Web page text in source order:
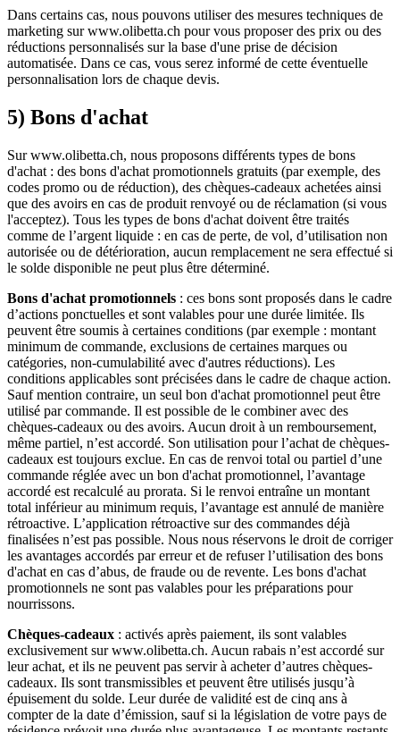
Dans certains cas, nous pouvons utiliser des mesures techniques de
marketing sur www.olibetta.ch pour vous proposer des prix ou des
réductions personnalisés sur la base d'une prise de décision
automatisée. Dans ce cas, vous serez informé de cette éventuelle
personnalisation lors de chaque devis.
5) Bons d'achat
Sur www.olibetta.ch, nous proposons différents types de bons
d'achat : des bons d'achat promotionnels gratuits (par exemple, des
codes promo ou de réduction), des chèques-cadeaux achetées ainsi
que des avoirs en cas de produit renvoyé ou de réclamation (si vous
l'acceptez). Tous les types de bons d'achat doivent être traités
comme de l’argent liquide : en cas de perte, de vol, d’utilisation non
autorisée ou de détérioration, aucun remplacement ne sera effectué si
le solde disponible ne peut plus être déterminé.
Bons d'achat promotionnels : ces bons sont proposés dans le cadre
d’actions ponctuelles et sont valables pour une durée limitée. Ils
peuvent être soumis à certaines conditions (par exemple : montant
minimum de commande, exclusions de certaines marques ou
catégories, non-cumulabilité avec d'autres réductions). Les
conditions applicables sont précisées dans le cadre de chaque action.
Sauf mention contraire, un seul bon d'achat promotionnel peut être
utilisé par commande. Il est possible de le combiner avec des
chèques-cadeaux ou des avoirs. Aucun droit à un remboursement,
même partiel, n’est accordé. Son utilisation pour l’achat de chèques-
cadeaux est toujours exclue. En cas de renvoi total ou partiel d’une
commande réglée avec un bon d'achat promotionnel, l’avantage
accordé est recalculé au prorata. Si le renvoi entraîne un montant
total inférieur au minimum requis, l’avantage est annulé de manière
rétroactive. L’application rétroactive sur des commandes déjà
finalisées n’est pas possible. Nous nous réservons le droit de corriger
les avantages accordés par erreur et de refuser l’utilisation des bons
d'achat en cas d’abus, de fraude ou de revente. Les bons d'achat
promotionnels ne sont pas valables pour les préparations pour
nourrissons.
Chèques-cadeaux : activés après paiement, ils sont valables
exclusivement sur www.olibetta.ch. Aucun rabais n’est accordé sur
leur achat, et ils ne peuvent pas servir à acheter d’autres chèques-
cadeaux. Ils sont transmissibles et peuvent être utilisés jusqu’à
épuisement du solde. Leur durée de validité est de cinq ans à
compter de la date d’émission, sauf si la législation de votre pays de